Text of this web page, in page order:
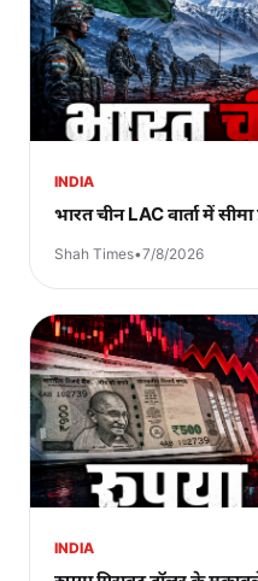
INDIA
भारत चीन LAC वार्ता में
Shah Times•7/8/2026
INDIA